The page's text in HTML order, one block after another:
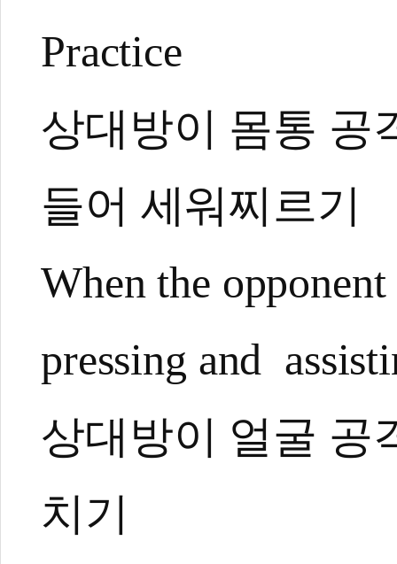
Practice
상대방이 몸통 공
들어 세워찌르기
When the
pressing and
상대방이 얼굴 공
치기